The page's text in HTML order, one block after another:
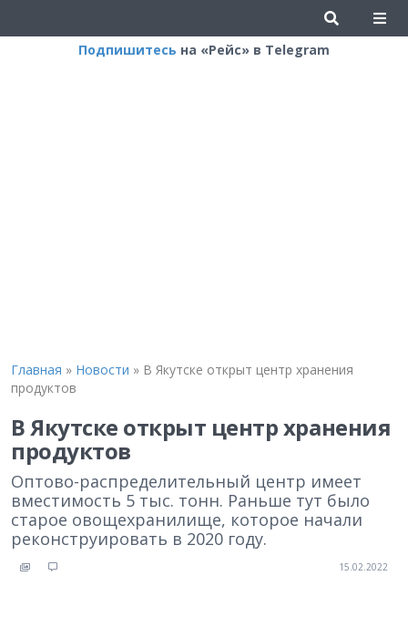
Подпишитесь на «Рейс» в Telegram
Главная » Новости » В Якутске открыт центр хранения
продуктов
В Якутске открыт центр хранения
продуктов
Оптово-распределительный центр имеет
вместимость 5 тыс. тонн. Раньше тут было
старое овощехранилище, которое начали
реконструировать в 2020 году.
15.02.2022